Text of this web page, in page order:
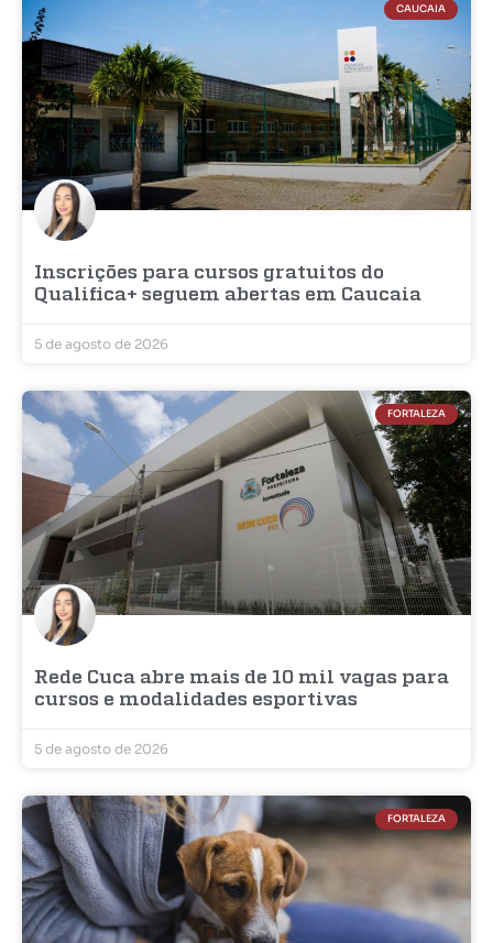
CAUCAIA
Inscrições para cursos gratuitos do
Qualifica+ seguem abertas em Caucaia
5 de agosto de 2026
FORTALEZA
Rede Cuca abre mais de 10 mil vagas para
cursos e modalidades esportivas
5 de agosto de 2026
FORTALEZA